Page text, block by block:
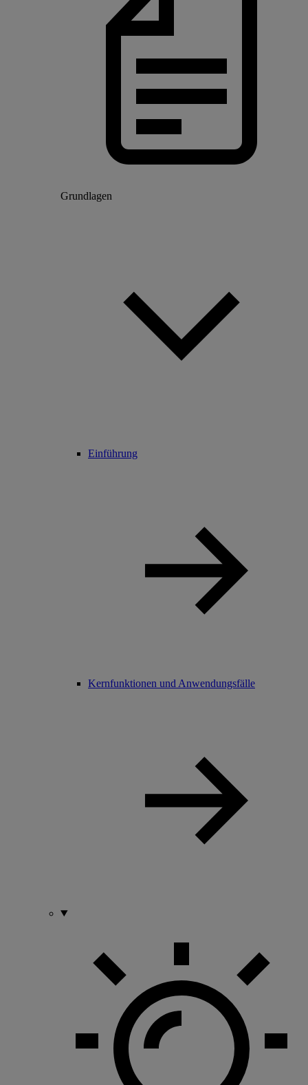
Grundlagen
Einführung
Kernfunktionen und Anwendungsfälle